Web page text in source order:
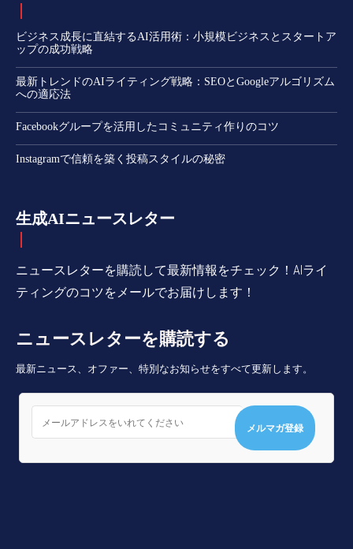
ビジネス成長に直結するAI活用術：小規模ビジネスとスタートア
ップの成功戦略
最新トレンドのAIライティング戦略：SEOとGoogleアルゴリズム
への適応法
Facebookグループを活用したコミュニティ作りのコツ
Instagramで信頼を築く投稿スタイルの秘密
生成AIニュースレター
ニュースレターを購読して最新情報をチェック！AIライ
ティングのコツをメールでお届けします！
ニュースレターを購読する
最新ニュース、オファー、特別なお知らせをすべて更新します。
メルマガ登録